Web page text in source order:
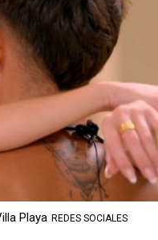
Playa REDES SOCIALES